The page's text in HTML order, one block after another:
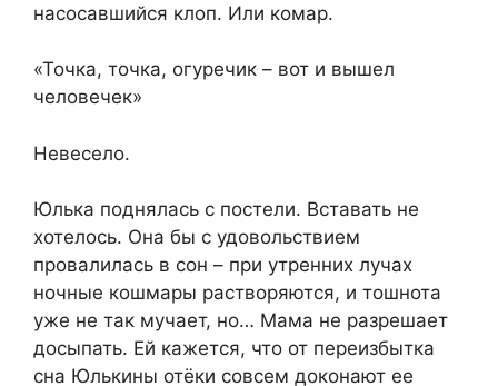
насосавшийся клоп. Или комар.
«Точка, точка, огуречик – вот и вышел
человечек»
Невесело.
Юлька поднялась с постели. Вставать не
хотелось. Она бы с удовольствием
провалилась в сон – при утренних лучах
ночные кошмары растворяются, и тошнота
уже не так мучает, но… Мама не разрешает
досыпать. Ей кажется, что от переизбытка
сна Юлькины отёки совсем доконают ее